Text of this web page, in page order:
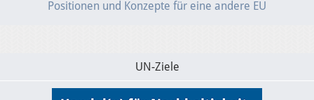
Positionen und Konzepte für eine andere EU
UN-Ziele